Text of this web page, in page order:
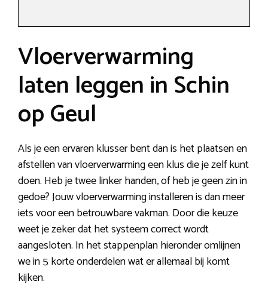
Vloerverwarming
laten leggen in Schin
op Geul
Als je een ervaren klusser bent dan is het plaatsen en
afstellen van vloerverwarming een klus die je zelf kunt
doen. Heb je twee linker handen, of heb je geen zin in
gedoe? Jouw vloerverwarming installeren is dan meer
iets voor een betrouwbare vakman. Door die keuze
weet je zeker dat het systeem correct wordt
aangesloten. In het stappenplan hieronder omlijnen
we in 5 korte onderdelen wat er allemaal bij komt
kijken.